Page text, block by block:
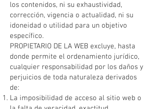
los contenidos, ni su exhaustividad,
corrección, vigencia o actualidad, ni su
idoneidad o utilidad para un objetivo
específico.
PROPIETARIO DE LA WEB excluye, hasta
donde permite el ordenamiento jurídico,
cualquier responsabilidad por los daños y
perjuicios de toda naturaleza derivados
de:
La imposibilidad de acceso al sitio web o